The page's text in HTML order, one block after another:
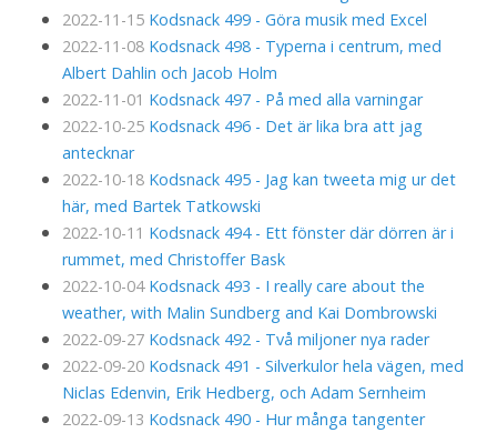
2022-11-15 Kodsnack 499 - Göra musik med Excel
2022-11-08 Kodsnack 498 - Typerna i centrum, med
Albert Dahlin och Jacob Holm
2022-11-01 Kodsnack 497 - På med alla varningar
2022-10-25 Kodsnack 496 - Det är lika bra att jag
antecknar
2022-10-18 Kodsnack 495 - Jag kan tweeta mig ur det
här, med Bartek Tatkowski
2022-10-11 Kodsnack 494 - Ett fönster där dörren är i
rummet, med Christoffer Bask
2022-10-04 Kodsnack 493 - I really care about the
weather, with Malin Sundberg and Kai Dombrowski
2022-09-27 Kodsnack 492 - Två miljoner nya rader
2022-09-20 Kodsnack 491 - Silverkulor hela vägen, med
Niclas Edenvin, Erik Hedberg, och Adam Sernheim
2022-09-13 Kodsnack 490 - Hur många tangenter